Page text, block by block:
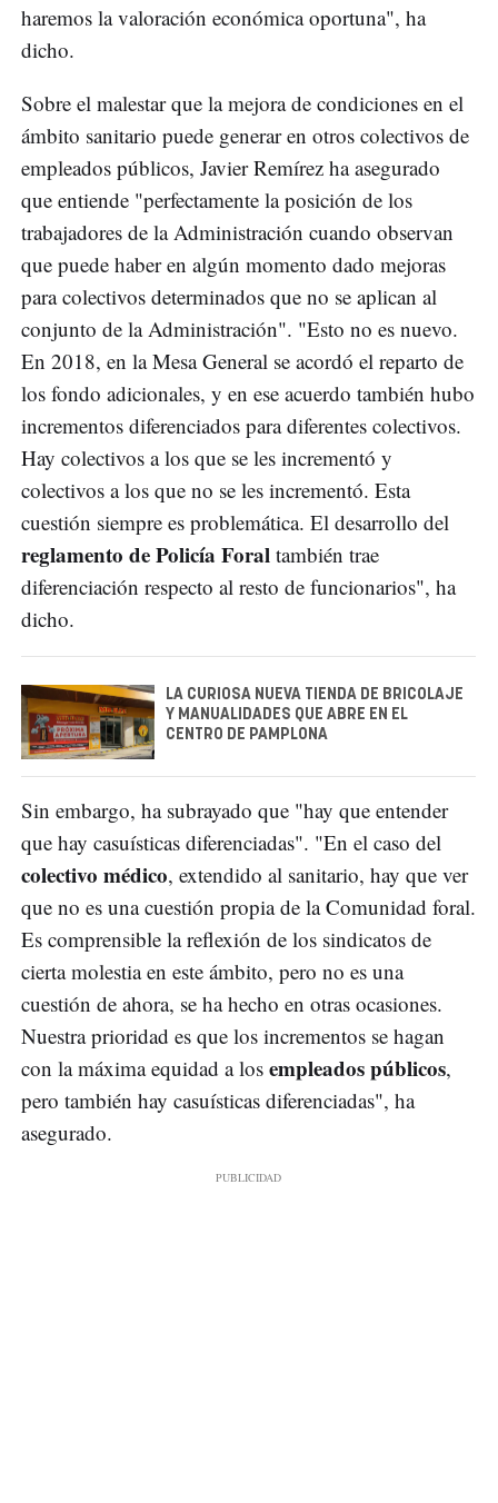
haremos la valoración económica oportuna", ha
dicho.
Sobre el malestar que la mejora de condiciones en el
ámbito sanitario puede generar en otros colectivos de
empleados públicos, Javier Remírez ha asegurado
que entiende "perfectamente la posición de los
trabajadores de la Administración cuando observan
que puede haber en algún momento dado mejoras
para colectivos determinados que no se aplican al
conjunto de la Administración". "Esto no es nuevo.
En 2018, en la Mesa General se acordó el reparto de
los fondo adicionales, y en ese acuerdo también hubo
incrementos diferenciados para diferentes colectivos.
Hay colectivos a los que se les incrementó y
colectivos a los que no se les incrementó. Esta
cuestión siempre es problemática. El desarrollo del
reglamento de Policía Foral también trae
diferenciación respecto al resto de funcionarios", ha
dicho.
LA CURIOSA NUEVA TIENDA DE BRICOLAJE
Y MANUALIDADES QUE ABRE EN EL
CENTRO DE PAMPLONA
Sin embargo, ha subrayado que "hay que entender
que hay casuísticas diferenciadas". "En el caso del
colectivo médico, extendido al sanitario, hay que ver
que no es una cuestión propia de la Comunidad foral.
Es comprensible la reflexión de los sindicatos de
cierta molestia en este ámbito, pero no es una
cuestión de ahora, se ha hecho en otras ocasiones.
Nuestra prioridad es que los incrementos se hagan
con la máxima equidad a los empleados públicos,
pero también hay casuísticas diferenciadas", ha
asegurado.